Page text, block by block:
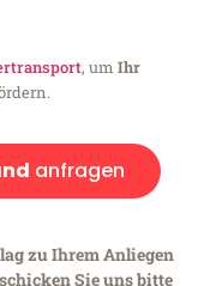
, um Ihr
anfragen
zu Ihrem Anliegen
Sie uns bitte